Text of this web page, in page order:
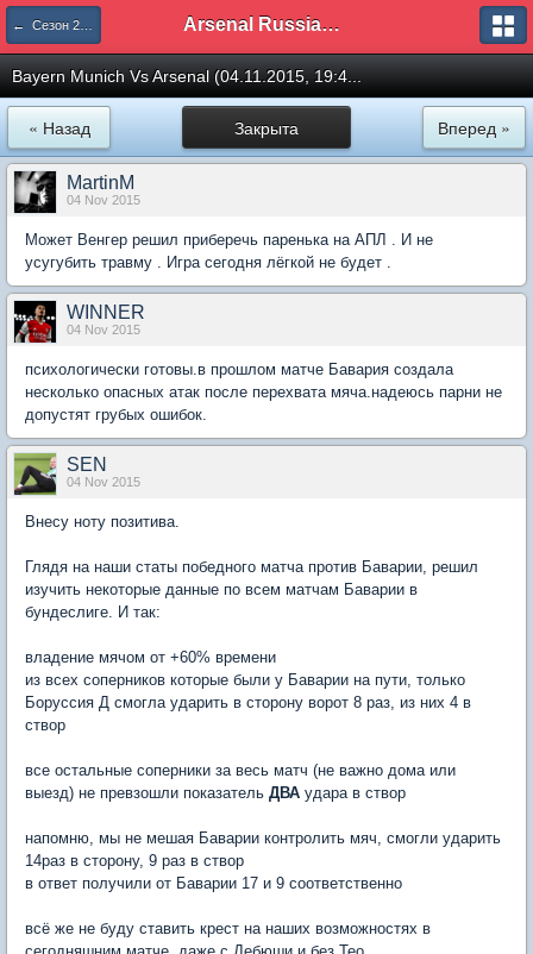
← Сезон 2015/16 Arsenal Russian Speaking Supporters Club
Bayern Munich Vs Arsenal (04.11.2015, 19:4...
Закрыта
« Назад Вперед »
MartinM
04 Nov 2015
Может Венгер решил приберечь паренька на АПЛ . И не
усугубить травму . Игра сегодня лёгкой не будет .
WINNER
04 Nov 2015
психологически готовы.в прошлом матче Бавария создала
несколько опасных атак после перехвата мяча.надеюсь парни не
допустят грубых ошибок.
SEN
04 Nov 2015
Внесу ноту позитива.
Глядя на наши статы победного матча против Баварии, решил
изучить некоторые данные по всем матчам Баварии в
бундеслиге. И так:
владение мячом от +60% времени
из всех соперников которые были у Баварии на пути, только
Боруссия Д смогла ударить в сторону ворот 8 раз, из них 4 в
створ
все остальные соперники за весь матч (не важно дома или
выезд) не превзошли показатель ДВА удара в створ
напомню, мы не мешая Баварии контролить мяч, смогли ударить
14раз в сторону, 9 раз в створ
в ответ получили от Баварии 17 и 9 соответственно
всё же не буду ставить крест на наших возможностях в